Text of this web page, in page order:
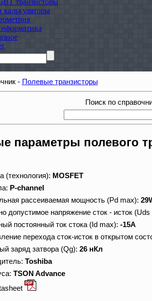
транзисторы
- Полевые транзисторы
Поиск по
параметры полевого
(технология): MOSFET
P-channel
рассеиваемая мощность (Pd max):
допустимое напряжение сток - исток
постоянный ток стока (Id max): -15A
перехода сток-исток в открытом
заряд затвора (Qg): 26 нКл
Toshiba
TSON Advance